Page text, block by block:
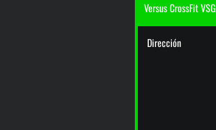
Versus CrossFit VSG
Dirección